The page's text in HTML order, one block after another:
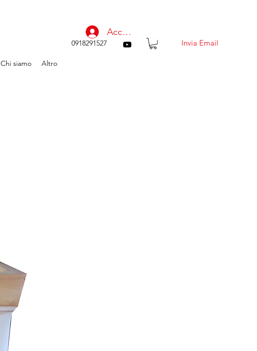
0918291527 Invia Email
Chi siamo Altro
Accedi